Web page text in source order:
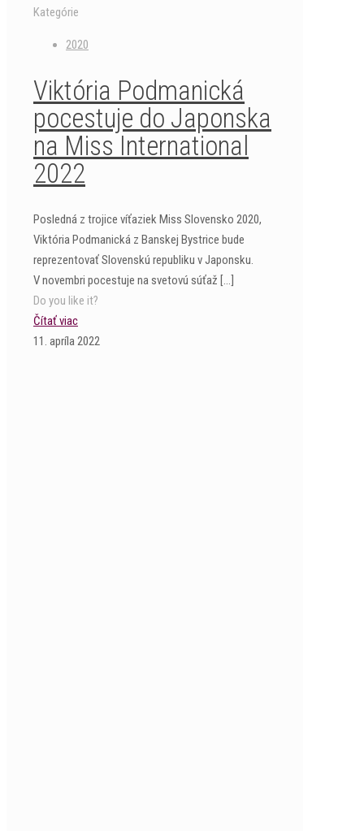
Kategórie
2020
Viktória Podmanická
pocestuje do Japonska
na Miss International
2022
Posledná z trojice víťaziek Miss Slovensko 2020,
Viktória Podmanická z Banskej Bystrice bude
reprezentovať Slovenskú republiku v Japonsku.
V novembri pocestuje na svetovú súťaž […]
Do you like it?
Čítať viac
11. apríla 2022